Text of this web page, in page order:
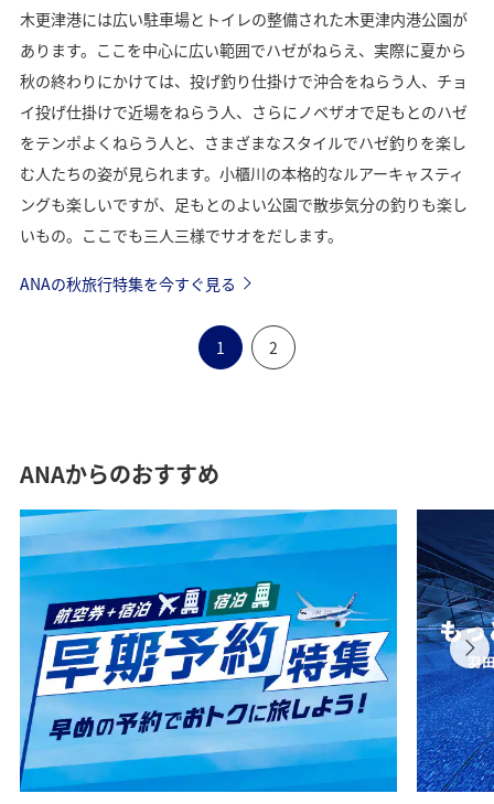
木更津港には広い駐車場とトイレの整備された木更津内港公園が
あります。ここを中心に広い範囲でハゼがねらえ、実際に夏から
秋の終わりにかけては、投げ釣り仕掛けで沖合をねらう人、チョ
イ投げ仕掛けで近場をねらう人、さらにノベザオで足もとのハゼ
をテンポよくねらう人と、さまざまなスタイルでハゼ釣りを楽し
む人たちの姿が見られます。小櫃川の本格的なルアーキャスティ
ングも楽しいですが、足もとのよい公園で散歩気分の釣りも楽し
いもの。ここでも三人三様でサオをだします。
ANAの秋旅行特集を今すぐ見る
1 2
ANAからのおすすめ